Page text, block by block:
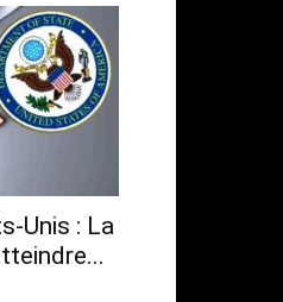
Unis : La